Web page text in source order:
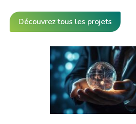
Découvrez tous les projets